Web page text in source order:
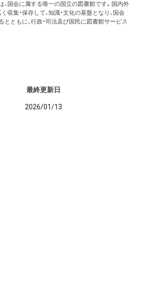
、国会に属する唯一の国立の図書館です。国内外
収集・保存して、知識・文化の基盤となり、国会
とともに、行政・司法及び国民に図書館サービス
最終更新日
2026/01/13